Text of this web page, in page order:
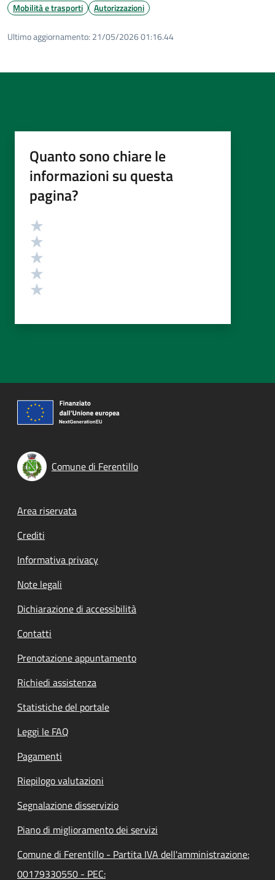
Mobilità e trasporti Autorizzazioni
Ultimo aggiornamento: 21/05/2026 01:16.44
Quanto sono chiare le
informazioni su questa
pagina?
Valutazione
Comune di Ferentillo
Footer menu
Area riservata
Crediti
Informativa privacy
Note legali
Dichiarazione di accessibilità
Contatti
Prenotazione appuntamento
Richiedi assistenza
Statistiche del portale
Leggi le FAQ
Pagamenti
Riepilogo valutazioni
Segnalazione disservizio
Piano di miglioramento dei servizi
Comune di Ferentillo - Partita IVA dell'amministrazione:
00179330550 - PEC: